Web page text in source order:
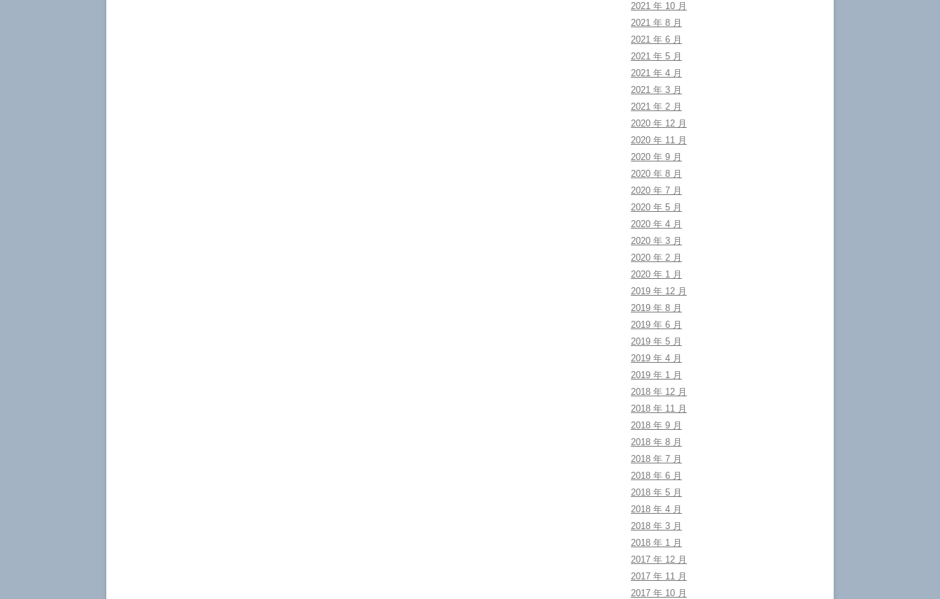
2021 年 10 月
2021 年 8 月
2021 年 6 月
2021 年 5 月
2021 年 4 月
2021 年 3 月
2021 年 2 月
2020 年 12 月
2020 年 11 月
2020 年 9 月
2020 年 8 月
2020 年 7 月
2020 年 5 月
2020 年 4 月
2020 年 3 月
2020 年 2 月
2020 年 1 月
2019 年 12 月
2019 年 8 月
2019 年 6 月
2019 年 5 月
2019 年 4 月
2019 年 1 月
2018 年 12 月
2018 年 11 月
2018 年 9 月
2018 年 8 月
2018 年 7 月
2018 年 6 月
2018 年 5 月
2018 年 4 月
2018 年 3 月
2018 年 1 月
2017 年 12 月
2017 年 11 月
2017 年 10 月